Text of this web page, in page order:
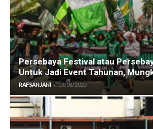
Persebaya Festival atau
Untuk Jadi Event Tahunan,
RAFSANJANI - 19/06/2025